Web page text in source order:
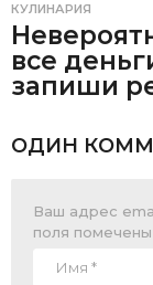
КУЛИНАРИЯ
все
запиши
ОДИН
Ваш адрес
поля помечены